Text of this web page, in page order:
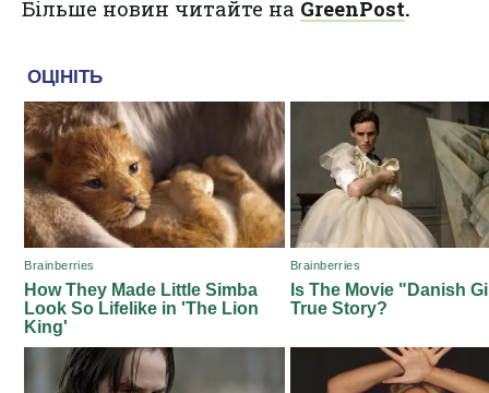
Більше новин читайте на GreenPost.